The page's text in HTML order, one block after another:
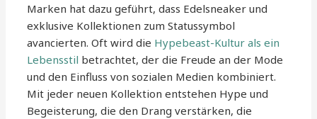
Marken hat dazu geführt, dass Edelsneaker und
exklusive Kollektionen zum Statussymbol
avancierten. Oft wird die Hypebeast-Kultur als ein
Lebensstil betrachtet, der die Freude an der Mode
und den Einfluss von sozialen Medien kombiniert.
Mit jeder neuen Kollektion entstehen Hype und
Begeisterung, die den Drang verstärken, die